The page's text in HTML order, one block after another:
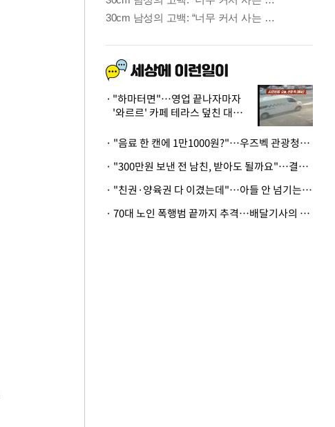
"하마터면"…영업 끝나자마자
'와르르' 카페 테라스 덮친 대리
· "음료 한 캔에 1만1000원?"…우즈벡 관광청까지 나섰다, 유튜버 폭로 후폭풍
· "300만원 보낸 전 남친, 받아도 될까요"…결혼 앞둔 예비신부의 뜻밖 고충
· "친권·양육권 다 이겼는데"…아들 안 넘기는 아내에 '강제집행' 가능할까
· 70대 노인 폭행범 끝까지 추격…배달기사의 용기, 추가 피해 막았다